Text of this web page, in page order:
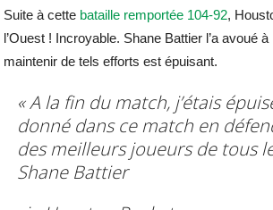
Suite à cette bataille remportée 104-92,
l’Ouest ! Incroyable. Shane Battier l’a avoué
maintenir de tels efforts est épuisant.
« A la fin du match, j’étais
donné dans ce match en
des meilleurs joueurs de tous
Shane Battier